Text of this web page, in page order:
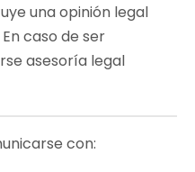
una opinión legal
caso de ser
asesoría legal
con: